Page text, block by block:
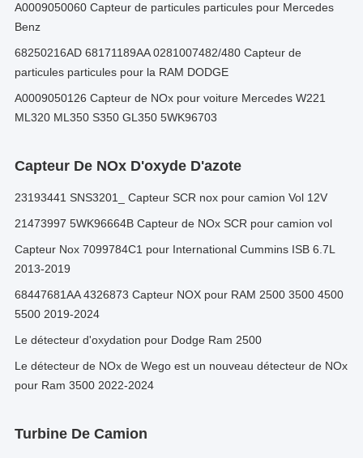
A0009050060 Capteur de particules particules pour Mercedes
Benz
68250216AD 68171189AA 0281007482/480 Capteur de
particules particules pour la RAM DODGE
A0009050126 Capteur de NOx pour voiture Mercedes W221
ML320 ML350 S350 GL350 5WK96703
Capteur De NOx D'oxyde D'azote
23193441 SNS3201_ Capteur SCR nox pour camion Vol 12V
21473997 5WK96664B Capteur de NOx SCR pour camion vol
Capteur Nox 7099784C1 pour International Cummins ISB 6.7L
2013-2019
68447681AA 4326873 Capteur NOX pour RAM 2500 3500 4500
5500 2019-2024
Le détecteur d'oxydation pour Dodge Ram 2500
Le détecteur de NOx de Wego est un nouveau détecteur de NOx
pour Ram 3500 2022-2024
Turbine De Camion